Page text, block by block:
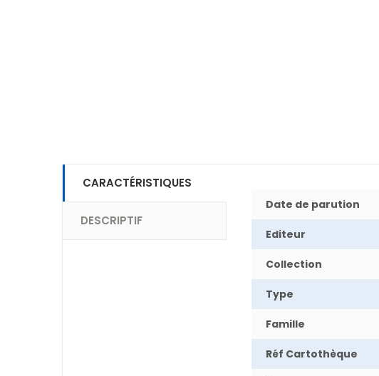
CARACTÉRISTIQUES
DESCRIPTIF
Date de parution
Editeur
Collection
Type
Famille
Réf Cartothèque